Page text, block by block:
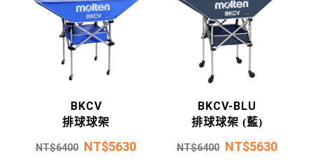
BKCV
排球球架
NT$6400 NT$5630
BKCV-BLU
排球球架 (藍)
NT$6400 NT$5630